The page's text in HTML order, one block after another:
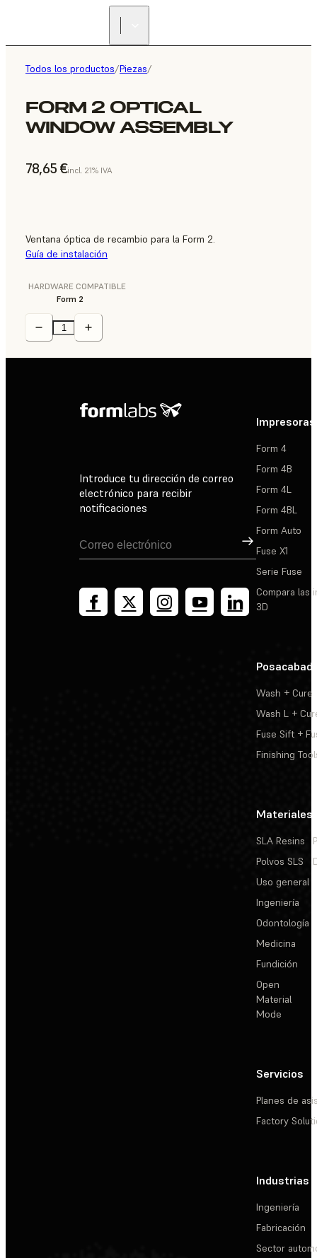
Todos los productos/Piezas/
FORM 2 OPTICAL
WINDOW ASSEMBLY
78,65 €incl. 21% IVA
Ventana óptica de recambio para la Form 2.
Guía de instalación
HARDWARE COMPATIBLE
Form 2
Introduce tu dirección de correo
electrónico para recibir
notificaciones
Suscribirse
Impresoras
Form 4
Form 4B
Form 4L
Form 4BL
Form Auto
Fuse X1
Serie Fuse
Compara las
3D
Wash + Cure
Wash L +
Fuse Sift +
Finishing
Materiales
SLA Resins
Polvos SLS
Uso general
Ingeniería
Odontología
Medicina
Fundición
Open
Material
Mode
Servicios
Planes de
Factory
Industrias
Ingeniería
Fabricación
Sector